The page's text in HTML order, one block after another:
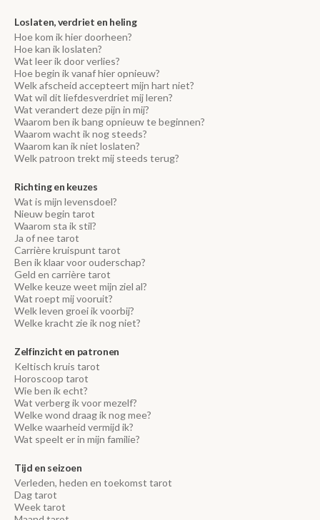
Loslaten, verdriet en heling
Hoe kom ik hier doorheen?
Hoe kan ik loslaten?
Wat leer ik door verlies?
Hoe begin ik vanaf hier opnieuw?
Welk afscheid accepteert mijn hart niet?
Wat wil dit liefdesverdriet mij leren?
Wat verandert deze pijn in mij?
Waarom ben ik bang opnieuw te beginnen?
Waarom wacht ik nog steeds?
Waarom kan ik niet loslaten?
Welk patroon trekt mij steeds terug?
Richting en keuzes
Wat is mijn levensdoel?
Nieuw begin tarot
Waarom sta ik stil?
Ja of nee tarot
Carrière kruispunt tarot
Ben ik klaar voor ouderschap?
Geld en carrière tarot
Welke keuze weet mijn ziel al?
Wat roept mij vooruit?
Welk leven groei ik voorbij?
Welke kracht zie ik nog niet?
Zelfinzicht en patronen
Keltisch kruis tarot
Horoscoop tarot
Wie ben ik echt?
Wat verberg ik voor mezelf?
Welke wond draag ik nog mee?
Welke waarheid vermijd ik?
Wat speelt er in mijn familie?
Tijd en seizoen
Verleden, heden en toekomst tarot
Dag tarot
Week tarot